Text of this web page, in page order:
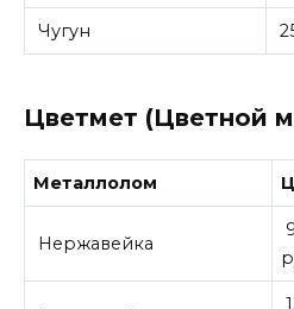
Чугун
Цветмет (Цветной
Металлолом
Нержавейка